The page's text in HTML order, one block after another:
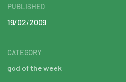
PUBLISHED
19/02/2009
CATEGORY
god of the week